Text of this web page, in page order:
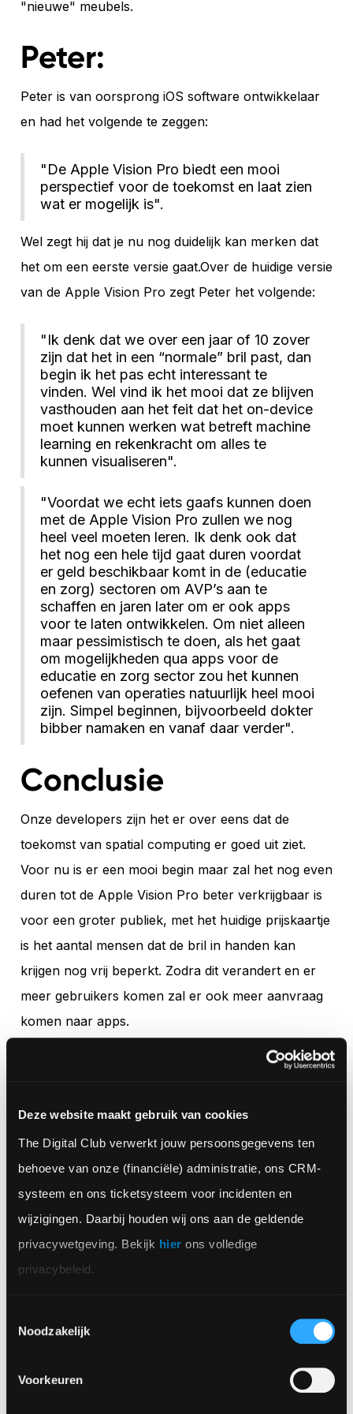
Deze website maakt gebruik van cookies
The Digital Club verwerkt jouw persoonsgegevens ten
behoeve van onze (financiële) administratie, ons CRM-
systeem en ons ticketsysteem voor incidenten en
wijzigingen. Daarbij houden wij ons aan de geldende
privacywetgeving. Bekijk hier ons volledige
privacybeleid.
Noodzakelijk
Voorkeuren
"nieuwe" meubels.
Peter:
Peter is van oorsprong iOS software ontwikkelaar
en had het volgende te zeggen:
"De Apple Vision Pro biedt een mooi
perspectief voor de toekomst en laat zien
wat er mogelijk is".
Wel zegt hij dat je nu nog duidelijk kan merken dat
het om een eerste versie gaat.Over de huidige versie
van de Apple Vision Pro zegt Peter het volgende:
"Ik denk dat we over een jaar of 10 zover
zijn dat het in een “normale” bril past, dan
begin ik het pas echt interessant te
vinden. Wel vind ik het mooi dat ze blijven
vasthouden aan het feit dat het on-device
moet kunnen werken wat betreft machine
learning en rekenkracht om alles te
kunnen visualiseren".
"Voordat we echt iets gaafs kunnen doen
met de Apple Vision Pro zullen we nog
heel veel moeten leren. Ik denk ook dat
het nog een hele tijd gaat duren voordat
er geld beschikbaar komt in de (educatie
en zorg) sectoren om AVP’s aan te
schaffen en jaren later om er ook apps
voor te laten ontwikkelen. Om niet alleen
maar pessimistisch te doen, als het gaat
om mogelijkheden qua apps voor de
educatie en zorg sector zou het kunnen
oefenen van operaties natuurlijk heel mooi
zijn. Simpel beginnen, bijvoorbeeld dokter
bibber namaken en vanaf daar verder".
Conclusie
Onze developers zijn het er over eens dat de
toekomst van spatial computing er goed uit ziet.
Voor nu is er een mooi begin maar zal het nog even
duren tot de Apple Vision Pro beter verkrijgbaar is
voor een groter publiek, met het huidige prijskaartje
is het aantal mensen dat de bril in handen kan
krijgen nog vrij beperkt. Zodra dit verandert en er
meer gebruikers komen zal er ook meer aanvraag
komen naar apps.
Interesse in het laten maken van een Vision Pro
Altijd op de hoogte van het actuele nieuws?
Volg onze social media accounts.